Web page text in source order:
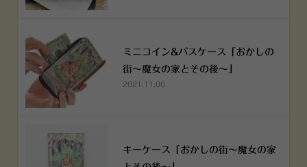
ミニコイン&パスケース「おかしの
街～魔女の家とその後～」
2021.11.06
キーケース「おかしの街～魔女の家